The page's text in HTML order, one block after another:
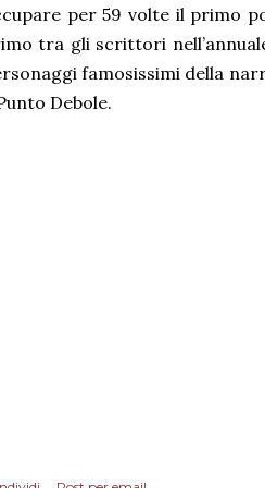
per 59 volte il primo
tra gli scrittori
famosissimi della
Debole.